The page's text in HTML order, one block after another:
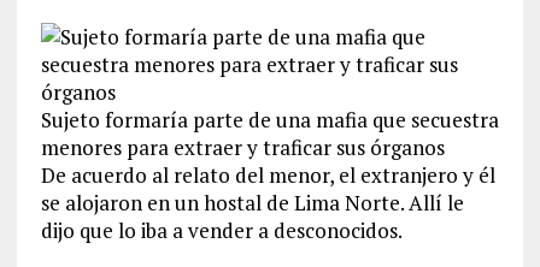
Sujeto formaría parte de una mafia que secuestra
menores para extraer y traficar sus órganos
De acuerdo al relato del menor, el extranjero y él
se alojaron en un hostal de Lima Norte. Allí le
dijo que lo iba a vender a desconocidos.